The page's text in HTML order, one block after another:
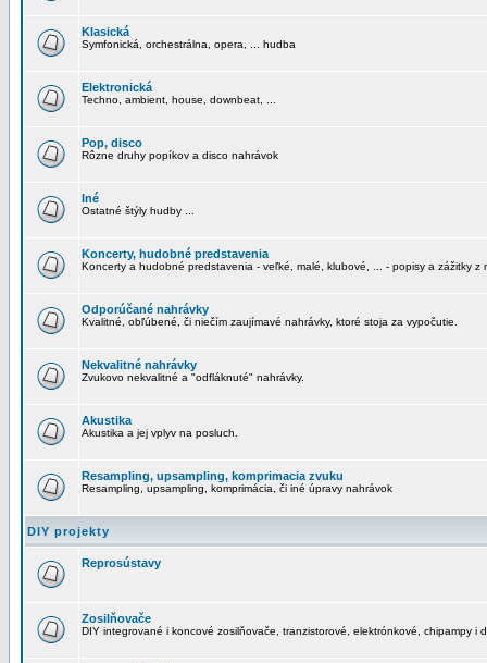
Klasická
Symfonická, orchestrálna, opera, ... hudba
Elektronická
Techno, ambient, house, downbeat, ...
Pop, disco
Rôzne druhy popíkov a disco nahrávok
Iné
Ostatné štýly hudby ...
Koncerty, hudobné predstavenia
Koncerty a hudobné predstavenia - veľké, malé, klubové, ... - popisy a zážitky z
Odporúčané nahrávky
Kvalitné, obľúbené, či niečím zaujímavé nahrávky, ktoré stoja za vypočutie.
Nekvalitné nahrávky
Zvukovo nekvalitné a "odfláknuté" nahrávky.
Akustika
Akustika a jej vplyv na posluch.
Resampling, upsampling, komprimacia zvuku
Resampling, upsampling, komprimácia, či iné úpravy nahrávok
DIY projekty
Reprosústavy
Zosilňovače
DIY integrované i koncové zosilňovače, tranzistorové, elektrónkové, chipampy i